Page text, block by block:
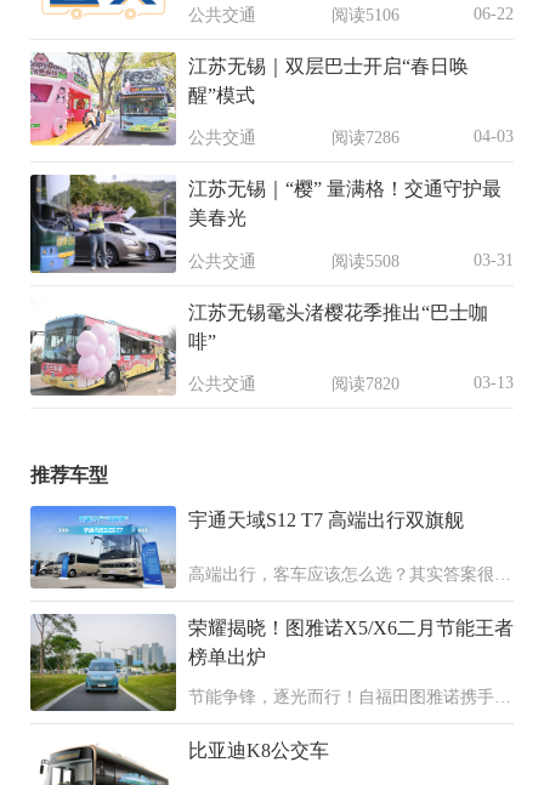
公共交通 阅读5106 06-22
江苏无锡｜双层巴士开启“春日唤
醒”模式
公共交通 阅读7286 04-03
江苏无锡｜“樱” 量满格！交通守护最
美春光
公共交通 阅读5508 03-31
江苏无锡鼋头渚樱花季推出“巴士咖
啡”
公共交通 阅读7820 03-13
推荐车型
宇通天域S12 T7 高端出行双旗舰
高端出行，客车应该怎么选？其实答案很简
单，天域S12+宇通T7双旗舰，配置拉满、
各擅其长，覆盖了高端旅游、公商务接待还
有高端通勤这三大高品质的出行场景。
荣耀揭晓！图雅诺X5/X6二月节能王者
榜单出炉
节能争锋，逐光而行！自福田图雅诺携手全
国30家经销商共同发起图雅诺X5、X6区域
节能挑战赛以来，赛事热度持续攀升，吸引
比亚迪K8公交车